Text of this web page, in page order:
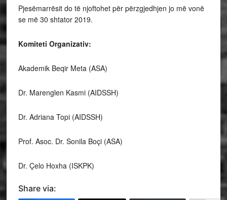
Pjesëmarrësit do të njoftohet për përzgjedhjen jo më vonë
se më 30 shtator 2019.
Komiteti Organizativ:
Akademik Beqir Meta (ASA)
Dr. Marenglen Kasmi (AIDSSH)
Dr. Adriana Topi (AIDSSH)
Prof. Asoc. Dr. Sonila Boçi (ASA)
Dr. Çelo Hoxha (ISKPK)
Share via: